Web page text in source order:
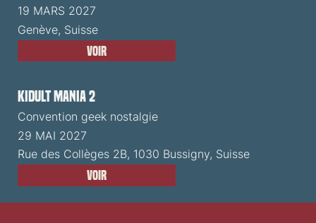
19 MARS 2027
Genève, Suisse
Voir
Kidult Mania 2
Convention geek nostalgie
29 MAI 2027
Rue des Collèges 2B, 1030 Bussigny, Suisse
Voir